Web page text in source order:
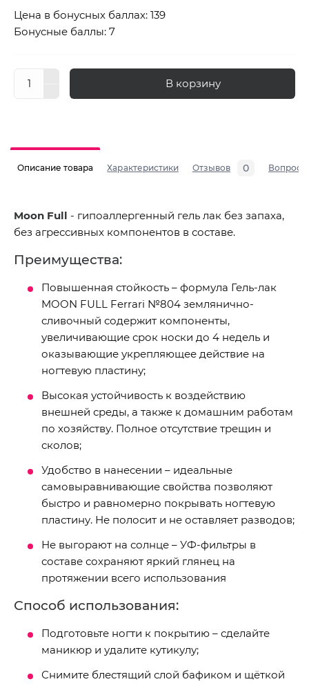
Цена в бонусных баллах: 139
Бонусные баллы: 7
В корзину
Описание товара Характеристики Отзывов 0 Вопросы
Moon Full - гипоаллергенный гель лак без запаха,
без агрессивных компонентов в составе.
Преимущества:
Повышенная стойкость – формула Гель-лак
MOON FULL Ferrari №804 землянично-
сливочный содержит компоненты,
увеличивающие срок носки до 4 недель и
оказывающие укрепляющее действие на
ногтевую пластину;
Высокая устойчивость к воздействию
внешней среды, а также к домашним работам
по хозяйству. Полное отсутствие трещин и
сколов;
Удобство в нанесении – идеальные
самовыравнивающие свойства позволяют
быстро и равномерно покрывать ногтевую
пластину. Не полосит и не оставляет разводов;
Не выгорают на солнце – УФ-фильтры в
составе сохраняют яркий глянец на
протяжении всего использования
Способ использования:
Подготовьте ногти к покрытию – сделайте
маникюр и удалите кутикулу;
Снимите блестящий слой бафиком и щёткой